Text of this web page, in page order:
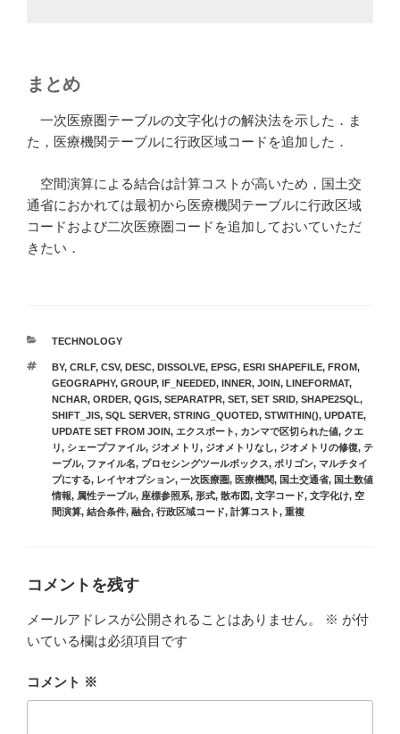
まとめ
一次医療圏テーブルの文字化けの解決法を示した．ま
た，医療機関テーブルに行政区域コードを追加した．
空間演算による結合は計算コストが高いため，国土交
通省におかれては最初から医療機関テーブルに行政区域
コードおよび二次医療圏コードを追加しておいていただ
きたい．
カ
ゴ
リ
ー
TECHNOLOGY
タ
グ
BY, CRLF, CSV, DESC, DISSOLVE, EPSG, ESRI SHAPEFILE, FROM,
GEOGRAPHY, GROUP, IF_NEEDED, INNER, JOIN, LINEFORMAT,
NCHAR, ORDER, QGIS, SEPARATPR, SET, SET SRID, SHAPE2SQL,
SHIFT_JIS, SQL SERVER, STRING_QUOTED, STWITHIN(), UPDATE,
UPDATE SET FROM JOIN, エクスポート, カンマで区切られた値, クエ
リ, シェープファイル, ジオメトリ, ジオメトリなし, ジオメトリの修復, テ
ーブル, ファイル名, プロセシングツールボックス, ポリゴン, マルチタイ
プにする, レイヤオプション, 一次医療圏, 医療機関, 国土交通省, 国土数値
情報, 属性テーブル, 座標参照系, 形式, 散布図, 文字コード, 文字化け, 空
間演算, 結合条件, 融合, 行政区域コード, 計算コスト, 重複
コメントを残す
メールアドレスが公開されることはありません。 ※ が付
いている欄は必須項目です
コメント ※